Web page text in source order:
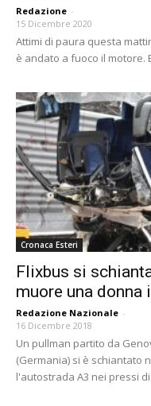
Redazione -
15 Dicembre 2020
Attimi di paura questa
è andato a fuoco il motore.
Cronaca Esteri
Flixbus si
muore una donna
Redazione Nazionale -
16 Dicembre 2018
Un pullman partito da
(Germania) si è schiantato
l'autostrada A3 nei pressi di